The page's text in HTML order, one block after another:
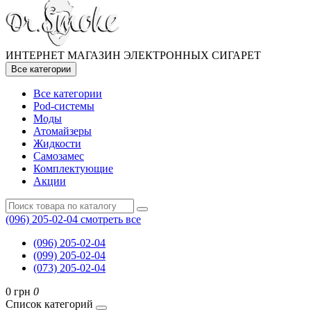
ИНТЕРНЕТ МАГАЗИН ЭЛЕКТРОННЫХ СИГАРЕТ
Все категории
Все категории
Pod-системы
Моды
Атомайзеры
Жидкости
Самозамес
Комплектующие
Акции
(096) 205-02-04 смотреть все
(096) 205-02-04
(099) 205-02-04
(073) 205-02-04
0 грн 0
Список категорий